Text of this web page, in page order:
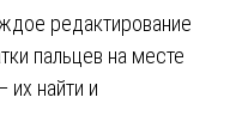
редактирование
пальцев на месте
их найти и